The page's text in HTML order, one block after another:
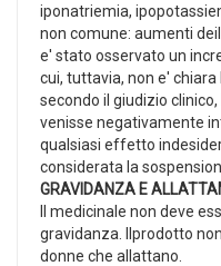
iponatriemia,
non comune: aumenti
e' stato osservato un
cui, tuttavia, non e'
secondo il giudizio
venisse negativamente
qualsiasi effetto
considerata la
GRAVIDANZA E
Il medicinale non deve
gravidanza. Ilprodotto
donne che allattano.